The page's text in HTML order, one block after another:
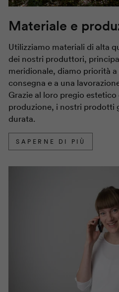
Materiale e
Utilizziamo materiali di alta
dei nostri produttori,
meridionale, diamo priorità
consegna e a una
Grazie al loro pregio
produzione, i nostri prodotti
durata.
SAPERNE DI PIÙ